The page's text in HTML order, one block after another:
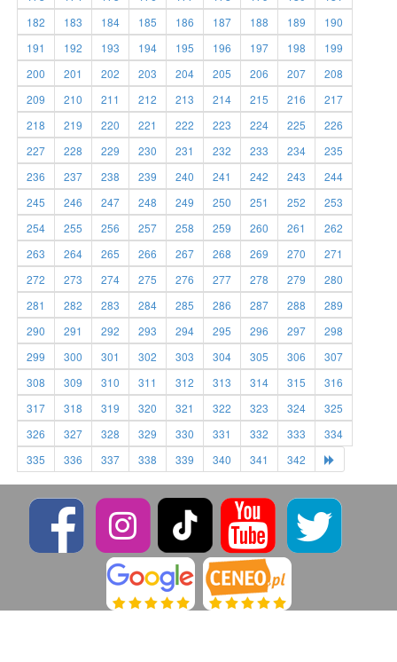
182
183 184 185 186 187 188 189
190
191
192 193 194 195 196 197 198
199
200
201 202 203 204 205 206 207
208
209
210 211 212 213 214 215 216
217
218
219 220 221 222 223 224 225
226
227
228 229 230 231 232 233 234
235
236
237 238 239 240 241 242 243
244
245
246 247 248 249 250 251 252
253
254
255 256 257 258 259 260 261
262
263
264 265 266 267 268 269 270
271
272
273 274 275 276 277 278 279
280
281
282 283 284 285 286 287 288
289
290
291 292 293 294 295 296 297
298
299
300 301 302 303 304 305 306
307
308
309 310 311 312 313 314 315
316
317
318 319 320 321 322 323 324
325
326
327 328 329 330 331 332 333
334
335
336 337 338 339 340 341 342